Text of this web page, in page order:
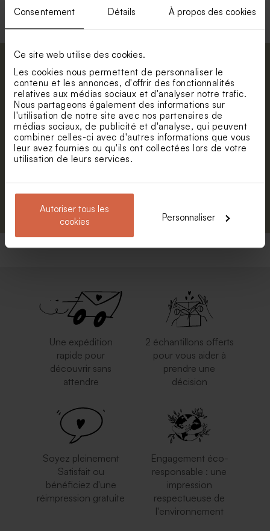
Consentement Détails À propos des cookies
Ce site web utilise des cookies.
Les cookies nous permettent de personnaliser le
contenu et les annonces, d'offrir des fonctionnalités
relatives aux médias sociaux et d'analyser notre trafic.
Nous partageons également des informations sur
l'utilisation de notre site avec nos partenaires de
médias sociaux, de publicité et d'analyse, qui peuvent
combiner celles-ci avec d'autres informations que vous
leur avez fournies ou qu'ils ont collectées lors de votre
utilisation de leurs services.
Autoriser tous les
cookies
Personnaliser
Valisette personnalisable
Valisette dinosaure
géométrique
Abonnez-vous à la newsletter et restez
informé. Petite surprise : bénéficiez de 5%
de réduction.
Prénom
E-mail
S'abonner
Une expédition
rapide pour
découvrir sans
attendre
2 échantillons offerts
pour vous aider à
prendre une
décision
Soyez pleinement
Satisfait ou
bénéficiez d'une
réimpression gratuite
Engagement éco-
responsable : une
impression
respectueuse de
l'environnement